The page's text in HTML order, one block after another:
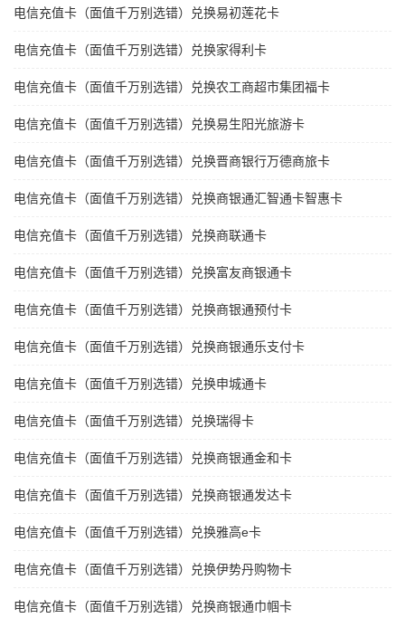
电信充值卡（面值千万别选错）兑换易初莲花卡
电信充值卡（面值千万别选错）兑换家得利卡
电信充值卡（面值千万别选错）兑换农工商超市集团福卡
电信充值卡（面值千万别选错）兑换易生阳光旅游卡
电信充值卡（面值千万别选错）兑换晋商银行万德商旅卡
电信充值卡（面值千万别选错）兑换商银通汇智通卡智惠卡
电信充值卡（面值千万别选错）兑换商联通卡
电信充值卡（面值千万别选错）兑换富友商银通卡
电信充值卡（面值千万别选错）兑换商银通预付卡
电信充值卡（面值千万别选错）兑换商银通乐支付卡
电信充值卡（面值千万别选错）兑换申城通卡
电信充值卡（面值千万别选错）兑换瑞得卡
电信充值卡（面值千万别选错）兑换商银通金和卡
电信充值卡（面值千万别选错）兑换商银通发达卡
电信充值卡（面值千万别选错）兑换雅高e卡
电信充值卡（面值千万别选错）兑换伊势丹购物卡
电信充值卡（面值千万别选错）兑换商银通巾帼卡